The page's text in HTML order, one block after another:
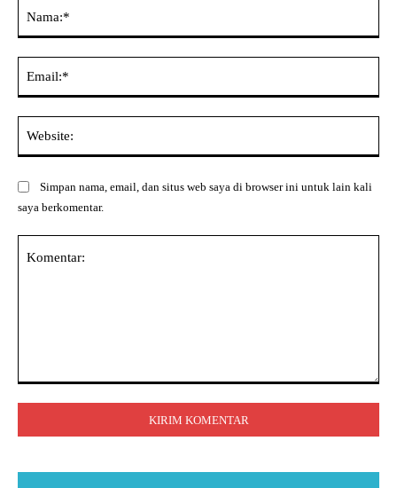
Simpan nama, email, dan situs web saya di browser ini untuk lain kali
saya berkomentar.